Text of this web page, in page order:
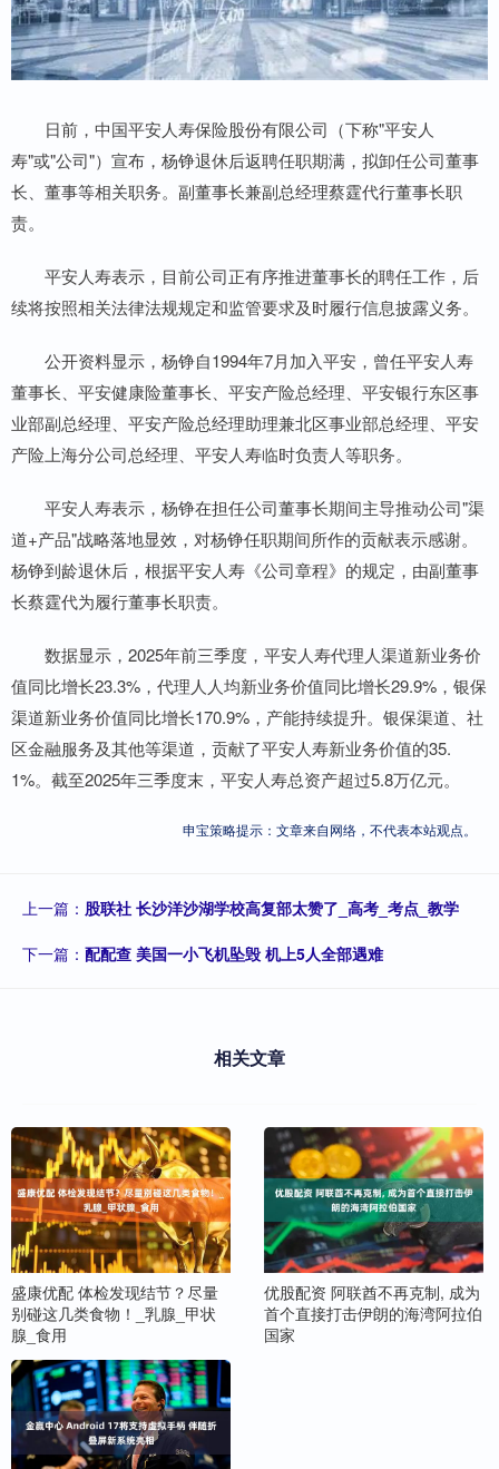
日前，中国平安人寿保险股份有限公司（下称"平安人
寿"或"公司"）宣布，杨铮退休后返聘任职期满，拟卸任公司董事
长、董事等相关职务。副董事长兼副总经理蔡霆代行董事长职
责。
平安人寿表示，目前公司正有序推进董事长的聘任工作，后
续将按照相关法律法规规定和监管要求及时履行信息披露义务。
公开资料显示，杨铮自1994年7月加入平安，曾任平安人寿
董事长、平安健康险董事长、平安产险总经理、平安银行东区事
业部副总经理、平安产险总经理助理兼北区事业部总经理、平安
产险上海分公司总经理、平安人寿临时负责人等职务。
平安人寿表示，杨铮在担任公司董事长期间主导推动公司"渠
道+产品"战略落地显效，对杨铮任职期间所作的贡献表示感谢。
杨铮到龄退休后，根据平安人寿《公司章程》的规定，由副董事
长蔡霆代为履行董事长职责。
数据显示，2025年前三季度，平安人寿代理人渠道新业务价
值同比增长23.3%，代理人人均新业务价值同比增长29.9%，银保
渠道新业务价值同比增长170.9%，产能持续提升。银保渠道、社
区金融服务及其他等渠道，贡献了平安人寿新业务价值的35.
1%。截至2025年三季度末，平安人寿总资产超过5.8万亿元。
申宝策略提示：文章来自网络，不代表本站观点。
上一篇： 股联社 长沙洋沙湖学校高复部太赞了_高考_考点_教学
下一篇： 配配查 美国一小飞机坠毁 机上5人全部遇难
相关文章
盛康优配 体检发现结节？尽量
别碰这几类食物！_乳腺_甲状
腺_食用
优股配资 阿联酋不再克制, 成为
首个直接打击伊朗的海湾阿拉伯
国家